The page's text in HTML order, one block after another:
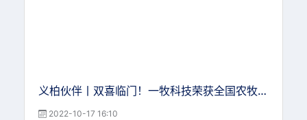
义柏伙伴丨双喜临门！一牧科技荣获全国农牧渔
业丰收奖一等奖，并入选2022亚太区Top10精
2022-10-17 16:10